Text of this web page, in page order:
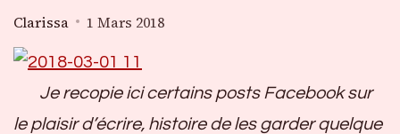
Clarissa 1 Mars 2018
Je recopie ici certains posts Facebook sur
le plaisir d’écrire, histoire de les garder quelque